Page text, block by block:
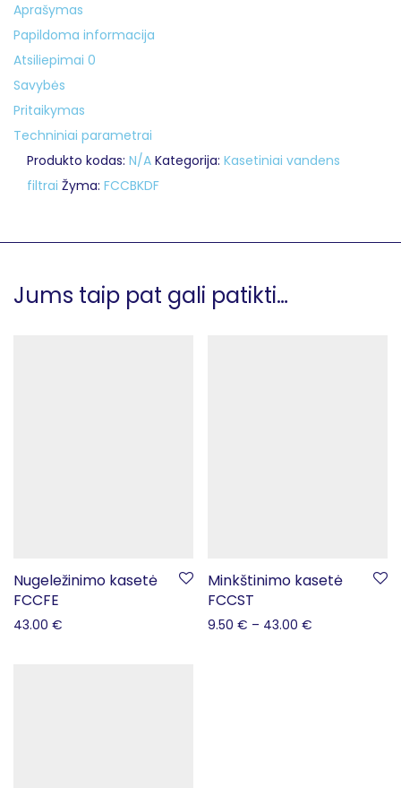
Aprašymas
Papildoma informacija
Atsiliepimai 0
Savybės
Pritaikymas
Techniniai parametrai
Produkto kodas: N/A Kategorija: Kasetiniai vandens
filtrai Žyma: FCCBKDF
Jums taip pat gali patikti…
Nugeležinimo kasetė
FCCFE
43.00 €
Minkštinimo kasetė
FCCST
9.50 € – 43.00 €